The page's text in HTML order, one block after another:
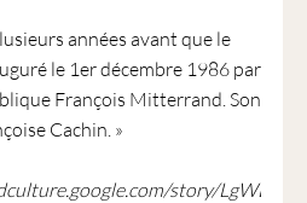
années avant que le
le 1er décembre 1986 par
François Mitterrand. Son
Cachin. »
story/